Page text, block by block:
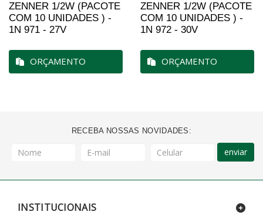
ZENNER 1/2W (PACOTE
COM 10 UNIDADES ) -
1N 971 - 27V
ORÇAMENTO
ZENNER 1/2W (PACOTE
COM 10 UNIDADES ) -
1N 972 - 30V
ORÇAMENTO
RECEBA NOSSAS NOVIDADES:
enviar
INSTITUCIONAIS